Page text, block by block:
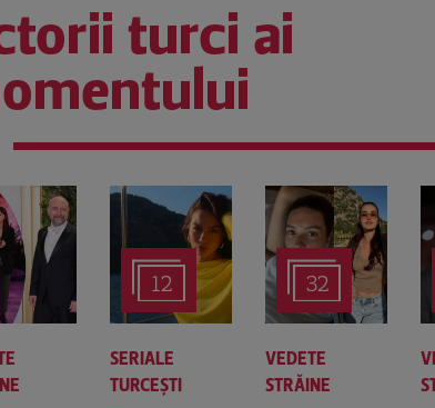
turci ai
12
SERIALE
TURCEŞTI
32
VEDETE
STRĂINE